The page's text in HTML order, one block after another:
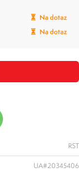
Na dotaz
Na dotaz
RST
UA#20345406